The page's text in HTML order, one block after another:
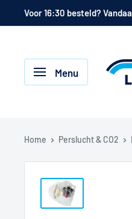
de
Voor 16:30 besteld?
Menu
Home Perslucht & CO2